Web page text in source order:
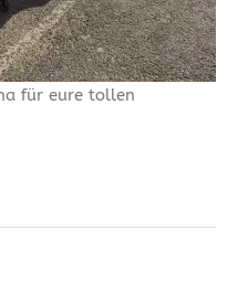
für eure tollen